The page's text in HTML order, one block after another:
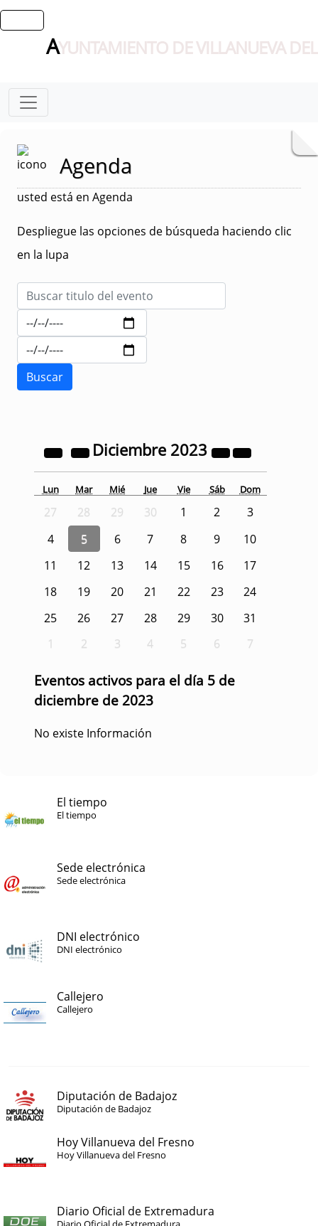
AYUNTAMIENTO DE VILLANUEVA
Agenda
usted está en Agenda
Despliegue las opciones de búsqueda haciendo clic
en la lupa
Diciembre 2023
Lun Mar Mié Jue Vie Sáb Dom
27 28 29 30 1 2
3
4
5 6 7 8 9
10
11
12 13 14 15 16
17
18
19 20 21 22 23
24
25
26 27 28 29 30
31
1
2 3 4 5 6 7
Eventos activos para el día 5 de
diciembre de 2023
No existe Información
El tiempo
El tiempo
Sede electrónica
Sede electrónica
DNI electrónico
DNI electrónico
Callejero
Callejero
Diputación de Badajoz
Diputación de Badajoz
Hoy Villanueva del Fresno
Hoy Villanueva del Fresno
Diario Oficial de Extremadura